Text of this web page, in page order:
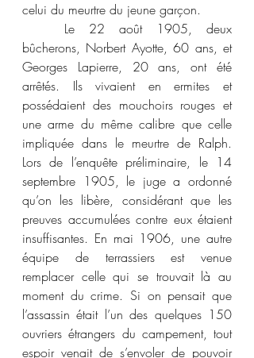
celui du meurtre du jeune garçon.
bûcherons, Norbert Ayotte, 60 ans, et
Georges Lapierre, 20 ans, ont été
arrêtés. Ils vivaient en ermites et
possédaient des mouchoirs rouges et
une arme du même calibre que celle
impliquée dans le meurtre de Ralph.
Lors de l’enquête préliminaire, le 14
septembre 1905, le juge a ordonné
qu’on les libère, considérant que les
preuves accumulées contre eux étaient
insuffisantes. En mai 1906, une autre
équipe de terrassiers est venue
remplacer celle qui se trouvait là au
moment du crime. Si on pensait que
l’assassin était l’un des quelques 150
ouvriers étrangers du campement, tout
espoir venait de s’envoler de pouvoir